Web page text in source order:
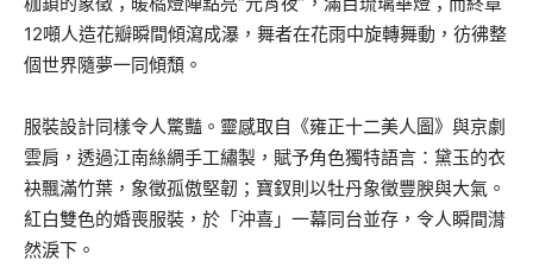
12噸人造花瓣瞬間傾瀉成瀑，舞者在花雨中旋轉舞動，彷彿整
個世界隨夢一同傾頹。
服裝設計同樣令人驚豔。靈感取自《雍正十二美人圖》與京劇
雲肩，透過江南絲綢手工繡製，賦予角色獨特語言：黛玉的衣
袂飄滿竹葉，象徵孤傲堅韌；寶釵則以牡丹象徵豐腴與大氣。
紅白雙色的婚喪服裝，於「沖喜」一幕同台並存，令人瞬間潸
然淚下。